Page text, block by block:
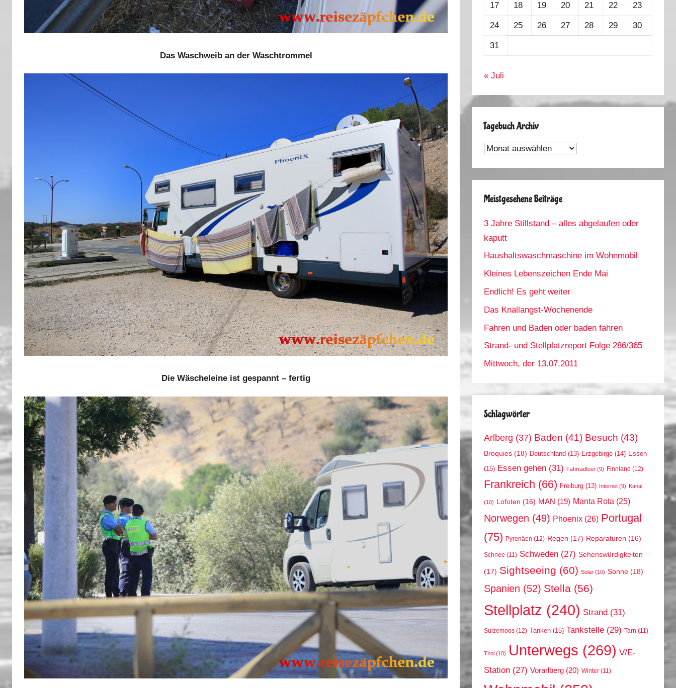
Das Waschweib an der Waschtrommel
Die Wäscheleine ist gespannt – fertig
17 18 19 20 21 22 23
24 25 26 27 28 29 30
31
« Juli
Tagebuch Archiv
Tagebuch
Meistgesehene Beiträge
3 Jahre Stillstand – alles abgelaufen oder
kaputt
Haushaltswaschmaschine im Wohnmobil
Kleines Lebenszeichen Ende Mai
Endlich! Es geht weiter
Das Knallangst-Wochenende
Fahren und Baden oder baden fahren
Strand- und Stellplatzreport Folge 286/365
Mittwoch, der 13.07.2011
Schlagwörter
Arlberg (37) Baden (41) Besuch (43)
Broquies (18) Deutschland (13) Erzgebirge (14) Essen
(15) Essen gehen (31) Fahrradtour (9) Finnland (12)
Frankreich (66) Freiburg (13) Internet (9) Kanal
(10) Lofoten (16) MAN (19) Manta Rota (25)
Norwegen (49) Phoenix (26) Portugal
(75) Pyrenäen (12) Regen (17) Reparaturen (16)
Schnee (11) Schweden (27) Sehenswürdigkeiten
(17) Sightseeing (60) Solar (10) Sonne (18)
Spanien (52) Stella (56)
Stellplatz (240) Strand (31)
Sulzemoos (12) Tanken (15) Tankstelle (29) Tarn (11)
Tirol (10) Unterwegs (269) V/E-
Station (27) Vorarlberg (20) Winter (11)